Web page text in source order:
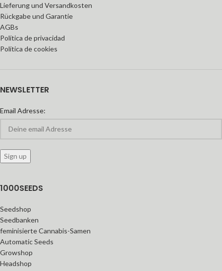
Lieferung und Versandkosten
Rückgabe und Garantie
AGBs
Política de privacidad
Política de cookies
NEWSLETTER
Email Adresse:
1000SEEDS
Seedshop
Seedbanken
feminisierte Cannabis-Samen
Automatic Seeds
Growshop
Headshop